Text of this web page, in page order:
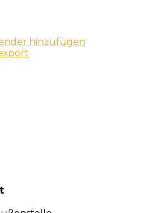
hinzufügen